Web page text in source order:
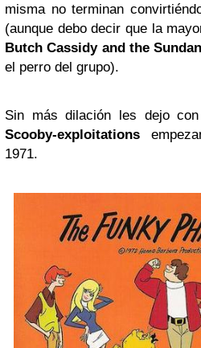
misma no terminan
(aunque debo decir que la
Butch Cassidy and the
el perro del grupo).
Sin más dilación les dejo
Scooby-exploitations
1971.